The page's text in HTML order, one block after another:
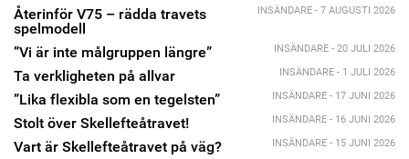
INSÄNDARE - 7 AUGUSTI 2026
Återinför V75 – rädda travets
spelmodell
INSÄNDARE - 20 JULI 2026
”Vi är inte målgruppen längre”
INSÄNDARE - 1 JULI 2026
Ta verkligheten på allvar
INSÄNDARE - 17 JUNI 2026
”Lika flexibla som en tegelsten”
INSÄNDARE - 16 JUNI 2026
Stolt över Skellefteåtravet!
INSÄNDARE - 15 JUNI 2026
Vart är Skellefteåtravet på väg?